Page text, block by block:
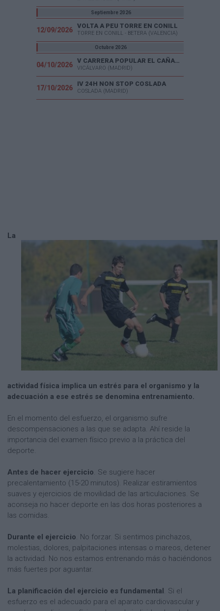
Septiembre 2026
12/09/2026
VOLTA A PEU TORRE EN CONILL
TORRE EN CONILL - BETERA (VALENCIA)
Octubre 2026
04/10/2026
V CARRERA POPULAR EL CAÑAVERAL
VICÁLVARO (MADRID)
17/10/2026
IV 24H NON STOP COSLADA
COSLADA (MADRID)
La
actividad física implica un estrés para el organismo y la
adecuación a ese estrés se denomina entrenamiento.
En el momento del esfuerzo, el organismo sufre
descompensaciones a las que se adapta. Ahí reside la
importancia del examen físico previo a la práctica del
deporte.
Antes de hacer ejercicio. Se sugiere hacer
precalentamiento (15-20 minutos). Realizar estiramientos
suaves y ejercicios de movilidad de las articulaciones. Se
aconseja no hacer deporte en las dos horas posteriores a
las comidas.
Durante el ejercicio. No forzar. Si sentimos pinchazos,
molestias, dolores, palpitaciones intensas o mareos, detener
la actividad. No nos estamos entrenando más o haciéndonos
más fuertes por aguantar.
La planificación del ejercicio es fundamental. Si el
esfuerzo es el adecuado para el aparato cardiovascular y